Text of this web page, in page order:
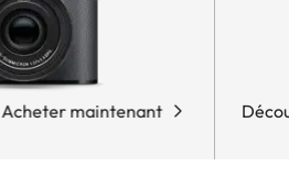
Acheter maintenant